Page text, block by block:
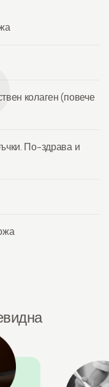
колаген (повече
По-здрава и